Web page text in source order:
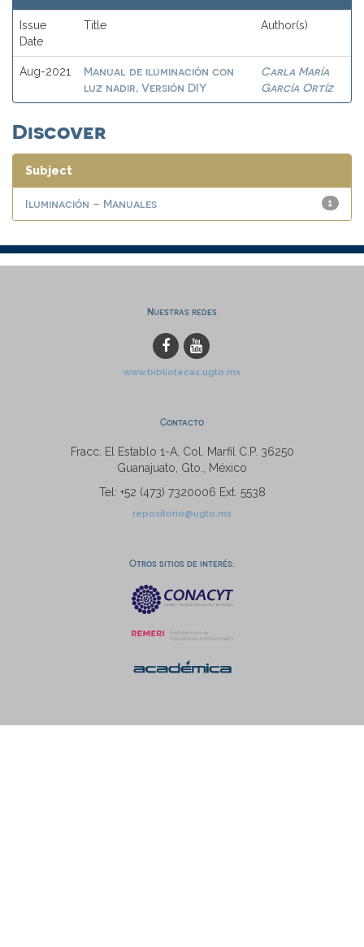
Issue
Date
Title Author(s)
Aug-2021
Manual de iluminación con
luz nadir, Versión DIY
Carla María
García Ortíz
Discover
Subject
1
Iluminación – Manuales
Nuestras redes
www.bibliotecas.ugto.mx
Contacto
Fracc. El Establo 1-A, Col. Marfil C.P. 36250
Guanajuato, Gto., México
Tel: +52 (473) 7320006 Ext. 5538
repositorio@ugto.mx
Otros sitios de interés: